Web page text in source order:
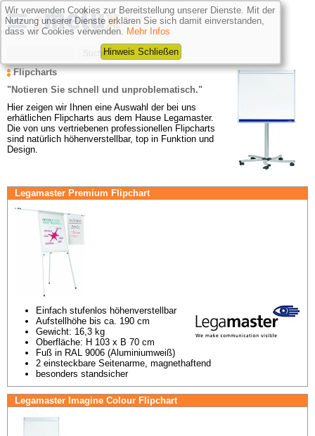
Flipcharts
"Notieren Sie schnell und unproblematisch."
Hier zeigen wir Ihnen eine Auswahl der bei uns
erhätlichen Flipcharts aus dem Hause Legamaster.
Die von uns vertriebenen professionellen Flipcharts
sind natürlich höhenverstellbar, top in Funktion und
Design.
Legamaster Premium Flipchart
Einfach stufenlos höhenverstellbar
Aufstellhöhe bis ca. 190 cm
Gewicht: 16,3 kg
Oberfläche: H 103 x B 70 cm
Fuß in RAL 9006 (Aluminiumweiß)
2 einsteckbare Seitenarme, magnethaftend
besonders standsicher
Legamaster Imagine Colour Flipchart
Wir verwenden Cookies zur Bereitstellung unserer Dienste. Mit der
Nutzung unserer Dienste erklären Sie sich damit einverstanden,
dass wir Cookies verwenden. Mehr Infos
Hinweis Schließen